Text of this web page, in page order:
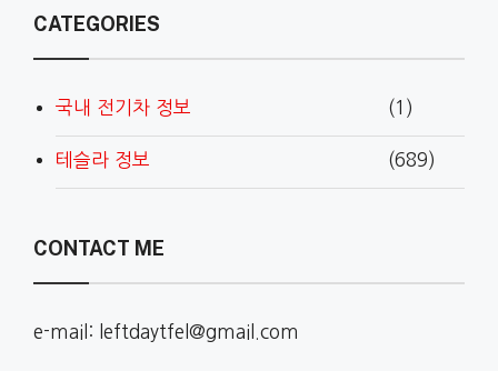
CATEGORIES
국내 전기차 정보 (1)
테슬라 정보 (689)
CONTACT ME
e-mail: leftdaytfel@gmail.com